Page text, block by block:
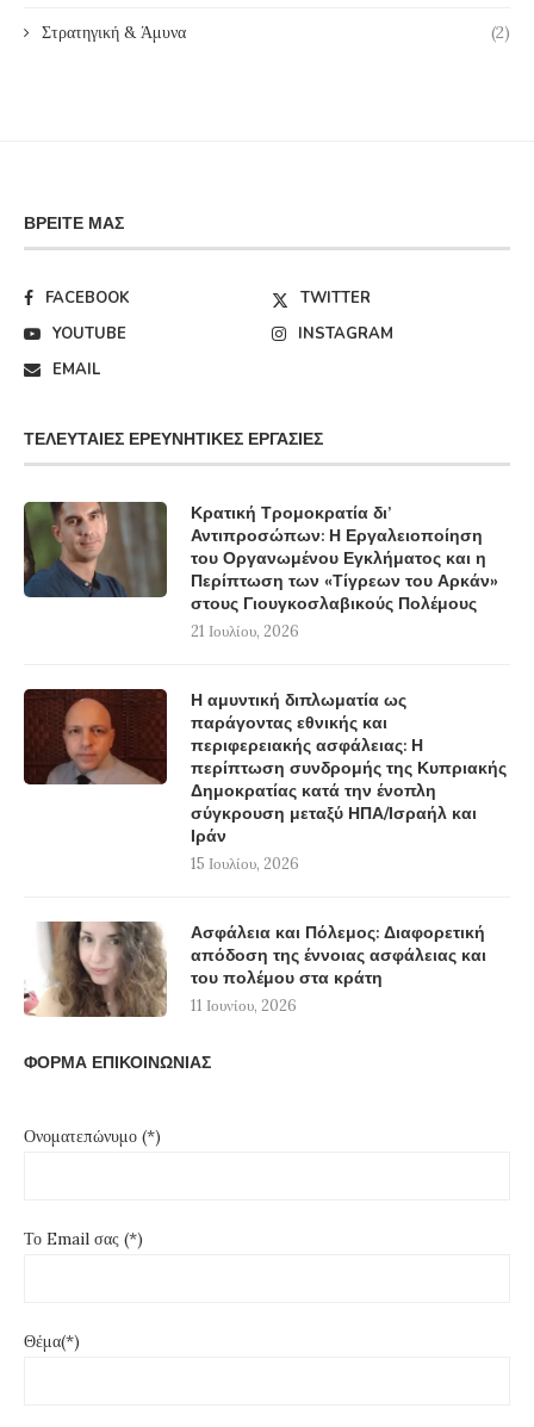
Στρατηγική & Άμυνα (2)
ΒΡΕΊΤΕ ΜΑΣ
FACEBOOK
TWITTER
YOUTUBE
INSTAGRAM
EMAIL
ΤΕΛΕΥΤΑΊΕΣ ΕΡΕΥΝΗΤΙΚΈΣ ΕΡΓΑΣΊΕΣ
Κρατική Τρομοκρατία δι’
Αντιπροσώπων: Η Εργαλειοποίηση
του Οργανωμένου Εγκλήματος και η
Περίπτωση των «Τίγρεων του Αρκάν»
στους Γιουγκοσλαβικούς Πολέμους
21 Ιουλίου, 2026
Η αμυντική διπλωματία ως
παράγοντας εθνικής και
περιφερειακής ασφάλειας: Η
περίπτωση συνδρομής της Κυπριακής
Δημοκρατίας κατά την ένοπλη
σύγκρουση μεταξύ ΗΠΑ/Ισραήλ και
Ιράν
15 Ιουλίου, 2026
Ασφάλεια και Πόλεμος: Διαφορετική
απόδοση της έννοιας ασφάλειας και
του πολέμου στα κράτη
11 Ιουνίου, 2026
ΦΟΡΜΑ ΕΠΙΚΟΙΝΩΝΙΑΣ
Ονοματεπώνυμο (*)
Το Email σας (*)
Θέμα(*)